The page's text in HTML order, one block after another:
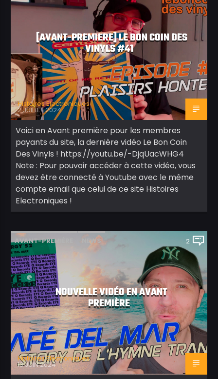
[AVANT-PREMIERE] LE BON COIN DES
VINYLS #41
Histoires Electroniques
2 JUILLET 2024
Voici en Avant première pour les membres
payants du site, la dernière vidéo Le Bon Coin
Des Vinyls ! https://youtu.be/-DjqUacWHG4
Note : Pour pouvoir accéder à cette vidéo, vous
devez être connecté à Youtube avec le même
compte email que celui de ce site Histoires
Electroniques !
AVANT-PREMIÈRE NEWS 2
NOUVELLE VIDÉO EN AVANT
PREMIÈRE
Histoires Electroniques
13 JUIN 2024